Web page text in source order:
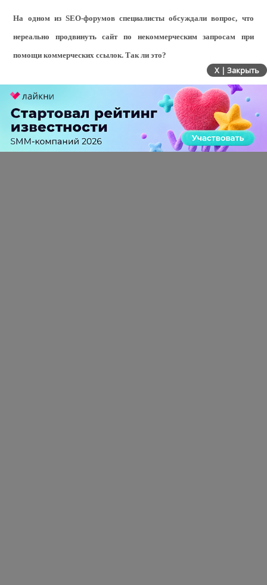
На одном из SEO‑форумов специалисты обсуждали вопрос, что
нереально продвинуть сайт по некоммерческим запросам при
помощи коммерческих ссылок. Так ли это?
Мы не комментируем предположения оптимизаторов. На SEO-
форумах можно встретить как близкие к реальности, так и совершенно
фантастические гипотезы.
X | Закрыть